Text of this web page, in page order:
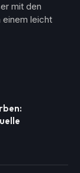
mit den
einem leicht